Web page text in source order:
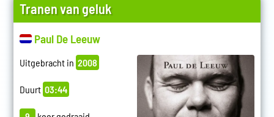
Tranen van geluk
Paul De Leeuw
Uitgebracht in 2008
Duurt 03:44